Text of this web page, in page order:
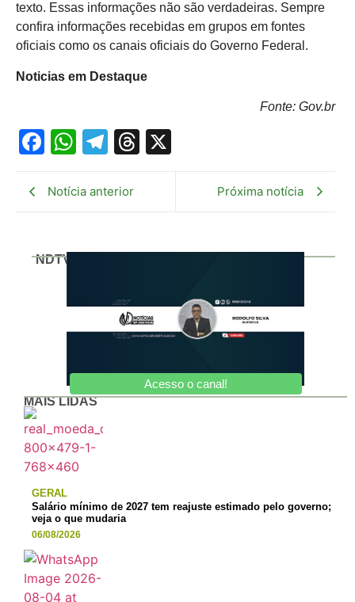
texto. Essas informações não são verdadeiras. Sempre
confira informações recebidas em grupos em fontes
oficiais como os canais oficiais do Governo Federal.
Noticias em Destaque
Fonte: Gov.br
Facebook
WhatsApp
Telegram
Threads
Notícia anterior Próxima notícia
NDTV
Acesso o canal!
MAIS LIDAS
GERAL
Salário mínimo de 2027 tem reajuste estimado pelo governo;
veja o que mudaria
06/08/2026